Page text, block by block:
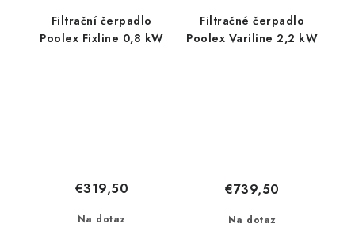
Filtrační čerpadlo
Poolex Fixline 0,8 kW
Na dotaz
€319,50
Filtračné čerpadlo
Poolex Variline 2,2 kW
Na dotaz
€739,50